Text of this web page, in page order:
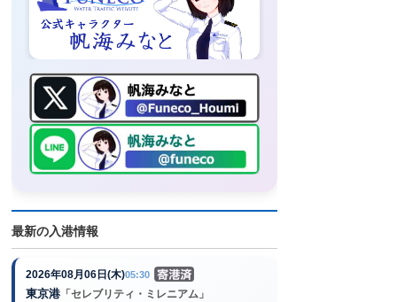
最新の入港情報
2026年08月06日(木)05:30
東京港 「セレブリティ・ミレニアム」